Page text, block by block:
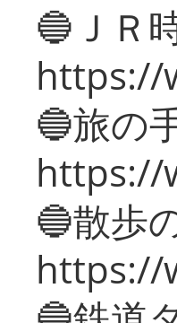
🔵ＪＲ
https://
🔵旅の
https://
🔵散歩
https://